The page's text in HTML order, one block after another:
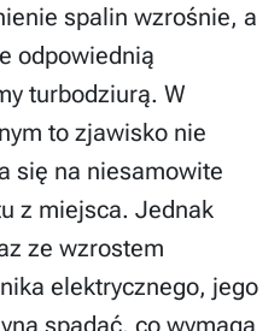
spalin wzrośnie, a
odpowiednią
turbodziurą. W
to zjawisko nie
się na niesamowite
z miejsca. Jednak
ze wzrostem
elektrycznego, jego
spadać, co wymaga